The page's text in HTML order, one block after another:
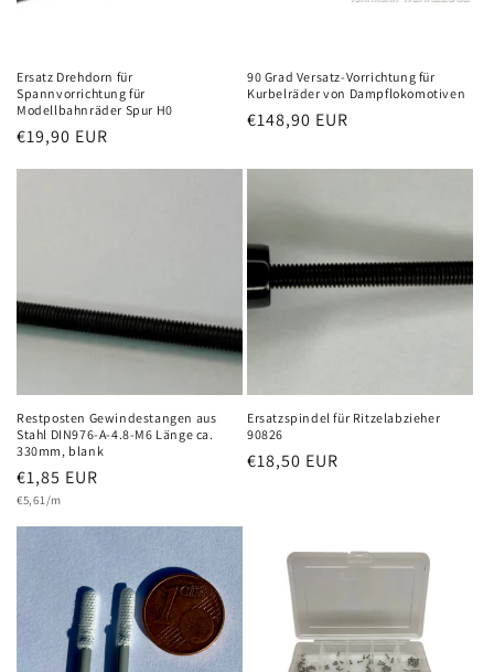
Ersatz Drehdorn für
Spannvorrichtung für
Modellbahnräder Spur H0
Normaler
€19,90 EUR
90 Grad Versatz-Vorrichtung für
Kurbelräder von Dampflokomotiven
Normaler
€148,90 EUR
Restposten Gewindestangen aus
Stahl DIN976-A-4.8-M6 Länge ca.
330mm, blank
Normaler
Preis
€1,85 EUR
Grundpreis
€5,61/m
Ersatzspindel für Ritzelabzieher
90826
Normaler
€18,50 EUR